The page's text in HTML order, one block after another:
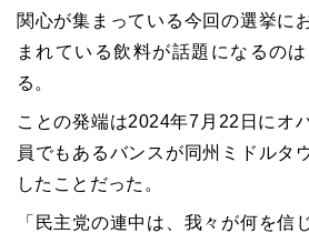
関心が集まっている今回の選挙に
まれている飲料が話題になるの
る。
ことの発端は2024年7月22日にオ
員でもあるバンスが同州ミドルタ
したことだった。
「民主党の連中は、我々が何を信